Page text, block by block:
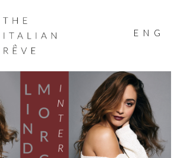
ITALIAN
RÊVE
ENG